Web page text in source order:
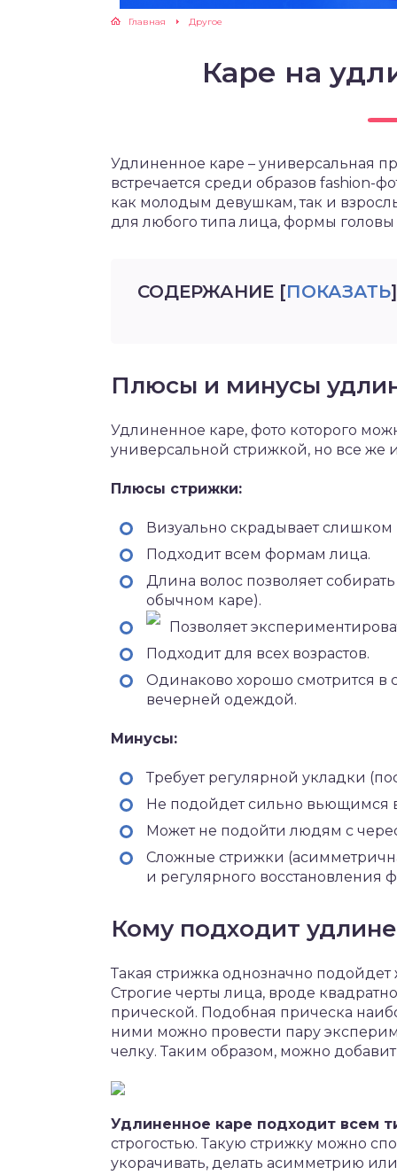
Главная Другое
Каре на
Удлиненное каре – универсальная
встречается среди образов fashion-
как молодым девушкам, так и
для любого типа лица, формы головы
СОДЕРЖАНИЕ [ПОКАЗАТЬ]
Плюсы и минусы
Удлиненное каре, фото которого
универсальной стрижкой, но все же
Плюсы стрижки:
Визуально скрадывает
Подходит всем формам лица.
Длина волос позволяет собирать
обычном каре).
Позволяет
Подходит для всех возрастов.
Одинаково хорошо смотрится в
вечерней одеждой.
Минусы:
Требует регулярной укладки
Не подойдет сильно вьющимся
Может не подойти людям с
Сложные стрижки
и регулярного восстановления
Кому подходит
Такая стрижка однозначно
Строгие черты лица, вроде
прической. Подобная прическа
ними можно провести пару
челку. Таким образом, можно
Удлиненное каре подходит всем
строгостью. Такую стрижку можно
укорачивать, делать асимметрию